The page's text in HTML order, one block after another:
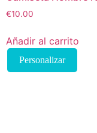
€10.00
Añadir al carrito
Personalizar